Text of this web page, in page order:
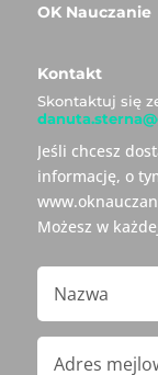
OK Nauczanie
Kontakt
Skontaktuj się
Jeśli chcesz
informację, o
Możesz w